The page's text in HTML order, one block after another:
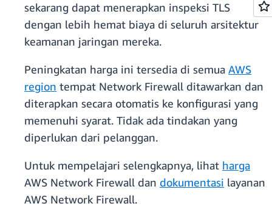
sekarang dapat menerapkan inspeksi TLS
dengan lebih hemat biaya di seluruh arsitektur
keamanan jaringan mereka.
Peningkatan harga ini tersedia di semua AWS
region tempat Network Firewall ditawarkan dan
diterapkan secara otomatis ke konfigurasi yang
memenuhi syarat. Tidak ada tindakan yang
diperlukan dari pelanggan.
Untuk mempelajari selengkapnya, lihat harga
AWS Network Firewall dan dokumentasi layanan
AWS Network Firewall.